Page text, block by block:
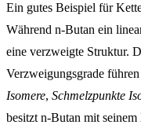
Ein gutes Beispiel für
Während n-Butan ein
eine verzweigte Struktur.
Verzweigungsgrade
Isomere, Schmelzpunkte
besitzt n-Butan mit